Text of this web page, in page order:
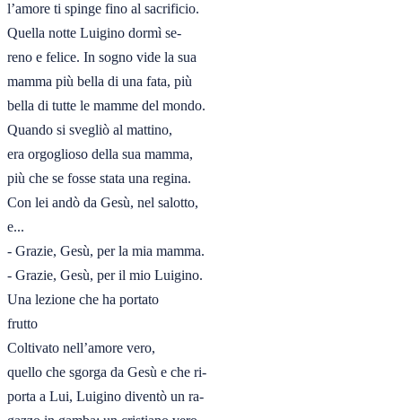
l’amore ti spinge fino al sacrificio.
Quella notte Luigino dormì se-
reno e felice. In sogno vide la sua
mamma più bella di una fata, più
bella di tutte le mamme del mondo.
Quando si svegliò al mattino,
era orgoglioso della sua mamma,
più che se fosse stata una regina.
Con lei andò da Gesù, nel salotto,
e...
- Grazie, Gesù, per la mia mamma.
- Grazie, Gesù, per il mio Luigino.
Una lezione che ha portato
frutto
Coltivato nell’amore vero,
quello che sgorga da Gesù e che ri-
porta a Lui, Luigino diventò un ra-